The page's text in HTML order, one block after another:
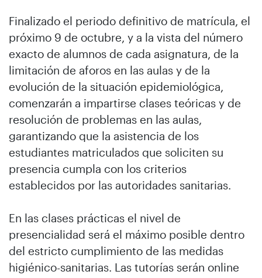
Finalizado el periodo definitivo de matrícula, el
próximo 9 de octubre, y a la vista del número
exacto de alumnos de cada asignatura, de la
limitación de aforos en las aulas y de la
evolución de la situación epidemiológica,
comenzarán a impartirse clases teóricas y de
resolución de problemas en las aulas,
garantizando que la asistencia de los
estudiantes matriculados que soliciten su
presencia cumpla con los criterios
establecidos por las autoridades sanitarias.
En las clases prácticas el nivel de
presencialidad será el máximo posible dentro
del estricto cumplimiento de las medidas
higiénico-sanitarias. Las tutorías serán online